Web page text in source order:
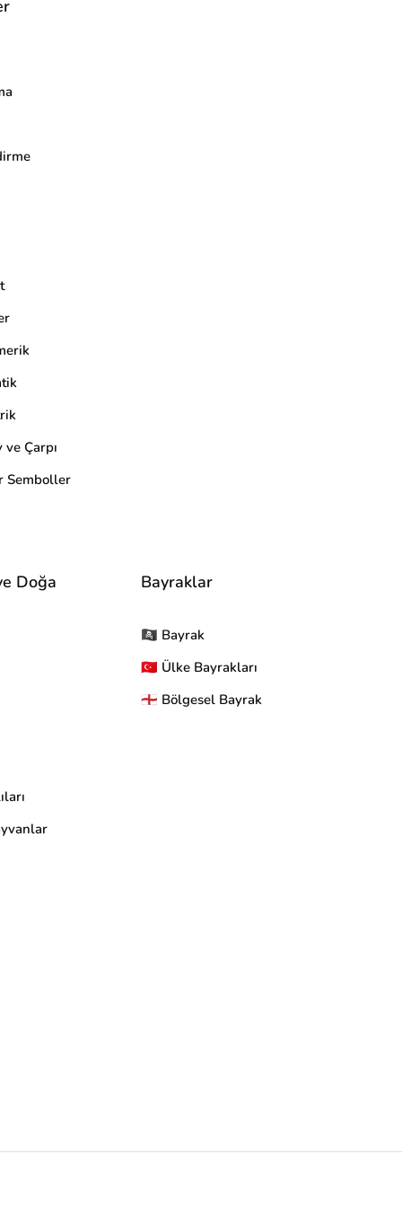
Çarpı
Doğa Bayraklar
🏴‍☠ Bayrak
🇹🇷 Ülke Bayrakları
🏴󠁧󠁢󠁥󠁮󠁧󠁿 Bölgesel Bayrak